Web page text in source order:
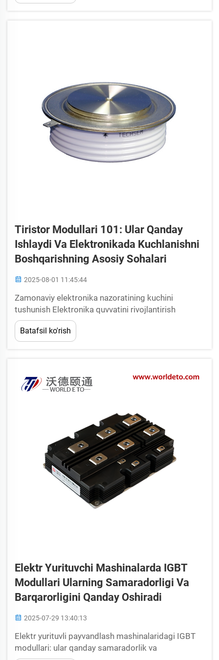
Tiristor Modullari 101: Ular Qanday
Ishlaydi Va Elektronikada Kuchlanishni
Boshqarishning Asosiy Sohalari
2025-08-01 11:45:44
Zamonaviy elektronika nazoratining kuchini
tushunish Elektronika quvvatini rivojlantirish
sohasida tiristor modullari elektr energiyasini aniq
nazorat qilish imkonini beruvchi asosiy qurilmalar
sifatida xizmat qiladi. Bu murakkab...
Batafsil ko'rish
Elektr Yurituvchi Mashinalarda IGBT
Modullari Ularning Samaradorligi Va
Barqarorligini Qanday Oshiradi
2025-07-29 13:40:13
Elektr yurituvli payvandlash mashinalaridagi IGBT
modullari: ular qanday samaradorlik va